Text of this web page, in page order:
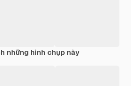
những hình chụp này